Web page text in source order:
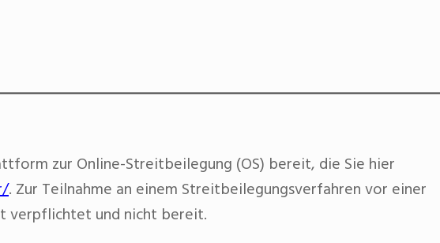
zur Online-Streitbeilegung (OS) bereit, die Sie hier
. Zur Teilnahme an einem Streitbeilegungsverfahren vor einer
verpflichtet und nicht bereit.